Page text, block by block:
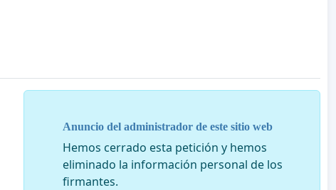
Anuncio del administrador de este sitio web
Hemos cerrado esta petición y hemos
eliminado la información personal de los
firmantes.